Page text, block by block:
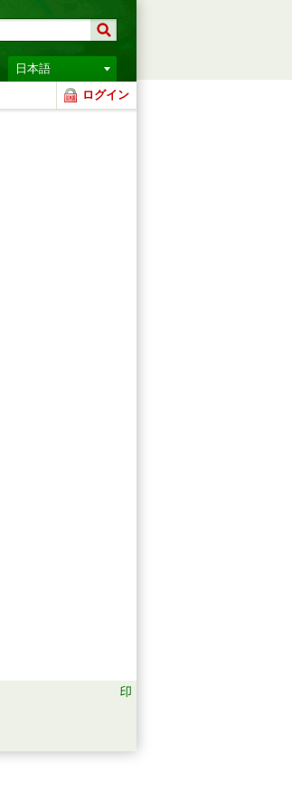
日本語
ログイン